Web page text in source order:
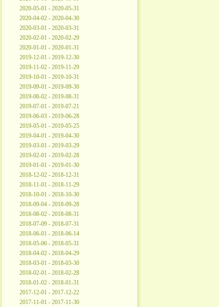
2020-05-01 - 2020-05-31
2020-04-02 - 2020-04-30
2020-03-01 - 2020-03-31
2020-02-01 - 2020-02-29
2020-01-01 - 2020-01-31
2019-12-01 - 2019-12-30
2019-11-02 - 2019-11-29
2019-10-01 - 2019-10-31
2019-09-01 - 2019-09-30
2019-08-02 - 2019-08-31
2019-07-01 - 2019-07-21
2019-06-03 - 2019-06-28
2019-05-01 - 2019-05-25
2019-04-01 - 2019-04-30
2019-03-01 - 2019-03-29
2019-02-01 - 2019-02-28
2019-01-01 - 2019-01-30
2018-12-02 - 2018-12-31
2018-11-01 - 2018-11-29
2018-10-01 - 2018-10-30
2018-09-04 - 2018-09-28
2018-08-02 - 2018-08-31
2018-07-09 - 2018-07-31
2018-06-01 - 2018-06-14
2018-05-06 - 2018-05-31
2018-04-02 - 2018-04-29
2018-03-01 - 2018-03-30
2018-02-01 - 2018-02-28
2018-01-02 - 2018-01-31
2017-12-01 - 2017-12-22
2017-11-01 - 2017-11-30